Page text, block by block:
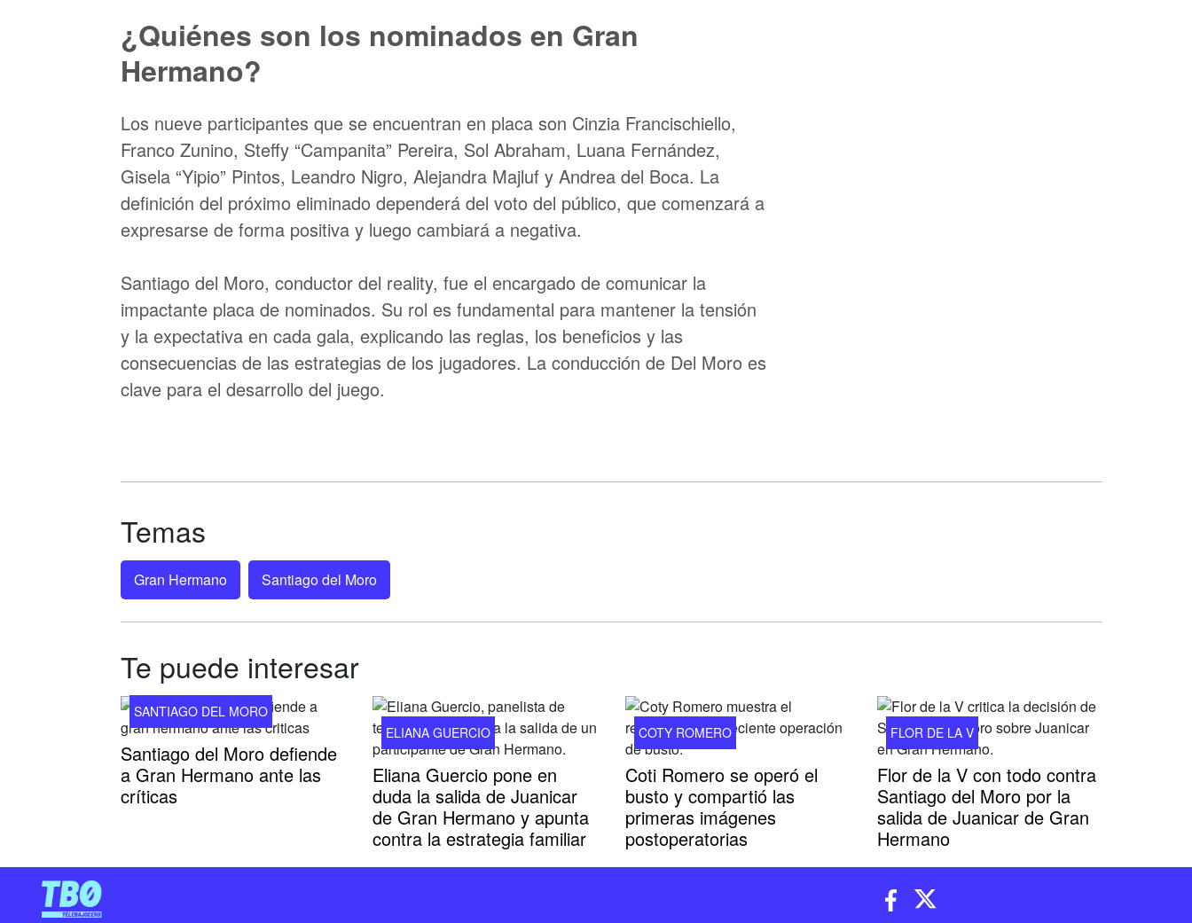
¿Quiénes son los nominados en Gran
Hermano?
Los nueve participantes que se encuentran en placa son Cinzia Francischiello,
Franco Zunino, Steffy “Campanita” Pereira, Sol Abraham, Luana Fernández,
Gisela “Yipio” Pintos, Leandro Nigro, Alejandra Majluf y Andrea del Boca. La
definición del próximo eliminado dependerá del voto del público, que comenzará a
expresarse de forma positiva y luego cambiará a negativa.
Santiago del Moro, conductor del reality, fue el encargado de comunicar la
impactante placa de nominados. Su rol es fundamental para mantener la tensión
y la expectativa en cada gala, explicando las reglas, los beneficios y las
consecuencias de las estrategias de los jugadores. La conducción de Del Moro es
clave para el desarrollo del juego.
Temas
Gran Hermano Santiago del Moro
Te puede interesar
SANTIAGO DEL MORO
Santiago del Moro defiende
a Gran Hermano ante las
críticas
ELIANA GUERCIO
Eliana Guercio pone en
duda la salida de Juanicar
de Gran Hermano y apunta
contra la estrategia familiar
COTY ROMERO
Coti Romero se operó el
busto y compartió las
primeras imágenes
postoperatorias
FLOR DE LA V
Flor de la V con todo contra
Santiago del Moro por la
salida de Juanicar de Gran
Hermano